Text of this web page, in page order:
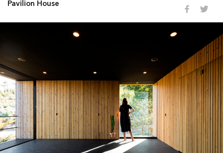
Pavilion House